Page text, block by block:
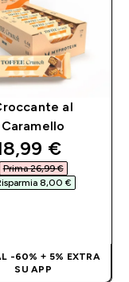
al
Caramello
€‎
Prima 26,99 €‎
8,00 €‎
-60% + 5% EXTRA
SU APP